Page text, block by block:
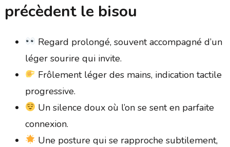
précèdent le bisou
Regard prolongé, souvent accompagné d’un
léger sourire qui invite.
Frôlement léger des mains, indication tactile
progressive.
Un silence doux où l’on se sent en parfaite
connexion.
Une posture qui se rapproche subtilement,